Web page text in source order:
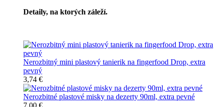
Detaily, na ktorých záleží.
Nerozbitný mini plastový tanierik na fingerfood Drop, extra
pevný
3,74 €
Nerozbitné plastové misky na dezerty 90ml, extra pevné
7,00 €